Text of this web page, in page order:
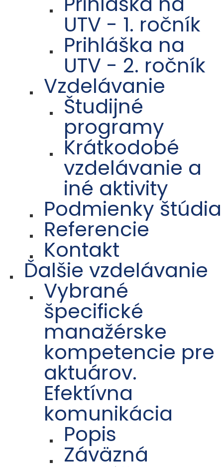
UTV - 1. ročník
Prihláška na
UTV - 2. ročník
Vzdelávanie
Študijné
programy
Krátkodobé
vzdelávanie a
iné aktivity
Podmienky štúdia
Referencie
Kontakt
Ďalšie vzdelávanie
Vybrané
špecifické
manažérske
kompetencie pre
aktuárov.
Efektívna
komunikácia
Popis
Záväzná